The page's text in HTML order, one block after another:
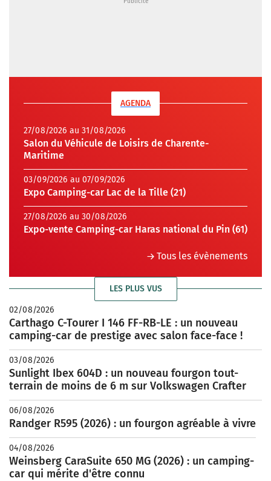
AGENDA
27/08/2026 au 31/08/2026
Salon du Véhicule de Loisirs de Charente-
Maritime
03/09/2026 au 07/09/2026
Expo Camping-car Lac de la Tille (21)
27/08/2026 au 30/08/2026
Expo-vente Camping-car Haras national du Pin (61)
Tous les évènements
LES PLUS VUS
02/08/2026
Carthago C-Tourer I 146 FF-RB-LE : un nouveau
camping-car de prestige avec salon face-face !
03/08/2026
Sunlight Ibex 604D : un nouveau fourgon tout-
terrain de moins de 6 m sur Volkswagen Crafter
06/08/2026
Randger R595 (2026) : un fourgon agréable à vivre
04/08/2026
Weinsberg CaraSuite 650 MG (2026) : un camping-
car qui mérite d'être connu